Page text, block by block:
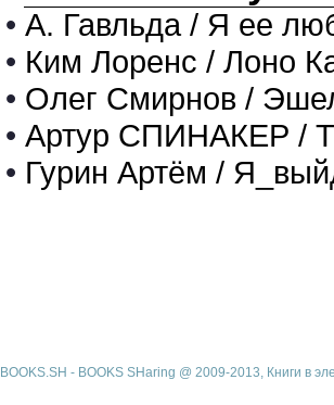
• А. Гавльда / Я ее
• Ким Лоренс / Лоно
• Олег Смирнов /
• Артур СПИНАКЕР /
• Гурин Артём /
BOOKS.SH - BOOKS SHaring @ 2009-2013, Книги в